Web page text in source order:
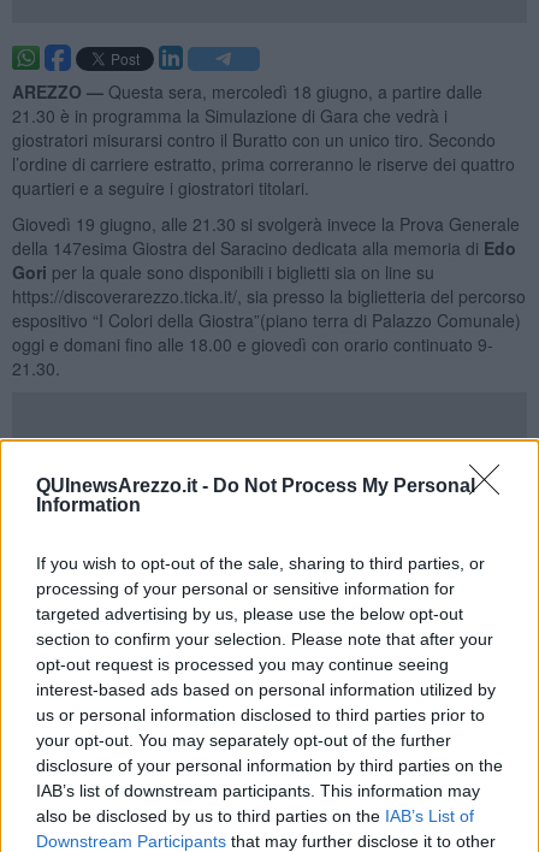
QUInewsArezzo.it - Do Not Process My Personal
Information
If you wish to opt-out of the sale, sharing to third parties, or
processing of your personal or sensitive information for
targeted advertising by us, please use the below opt-out
section to confirm your selection. Please note that after your
opt-out request is processed you may continue seeing
interest-based ads based on personal information utilized by
us or personal information disclosed to third parties prior to
your opt-out. You may separately opt-out of the further
disclosure of your personal information by third parties on the
IAB’s list of downstream participants. This information may
also be disclosed by us to third parties on the IAB’s List of
Downstream Participants that may further disclose it to other
AREZZO — Questa sera, mercoledì 18 giugno, a partire dalle
21.30 è in programma la Simulazione di Gara che vedrà i
giostratori misurarsi contro il Buratto con un unico tiro. Secondo
l’ordine di carriere estratto, prima correranno le riserve dei quattro
quartieri e a seguire i giostratori titolari.
Giovedì 19 giugno, alle 21.30 si svolgerà invece la Prova Generale
della 147esima Giostra del Saracino dedicata alla memoria di Edo
Gori per la quale sono disponibili i biglietti sia on line su
https://discoverarezzo.ticka.it/, sia presso la biglietteria del percorso
espositivo “I Colori della Giostra”(piano terra di Palazzo Comunale)
oggi e domani fino alle 18.00 e giovedì con orario continuato 9-
21.30.
Edo Gori 21.02.1958-19.03.2005
Uomo di Giostra e di sport, Edo Gori, indimenticato rettore del
Città di Arezzo alla quale era profondamente legato. Vicerettore
della Colombina dal 1992, ha ricoperto la massima carica alla guida
del quartiere dal 2000 fino alla prematura scomparsa nel 2005
conquistando due Lance d'Oro tra cui quella del settembre 2004,
sua ultima Giostra.Precursore dei tempi, visionario, a lui si deve
l'intuizione, vincente, della necessità di dotarsi di strutture
all'avanguardia e una scuola di giostratori per costruire un futuro
solido e valoroso. Le scuderie del quartiere inaugurate dopo la sua
morte, non a caso, portano il suo nome. Figura solare, carismatica
e generosa, Edo Gori credeva fortemente nel potere
dell'aggregazione di cui i quartieri, così come lo sport amatoriale
che ha contribuito a far crescere, sono tra le massime espressioni.